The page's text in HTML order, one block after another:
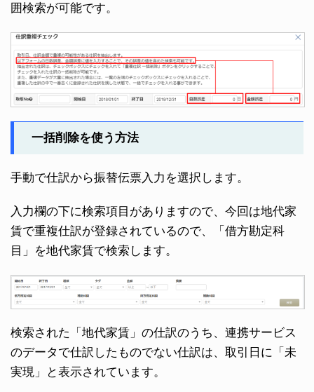
囲検索が可能です。
一括削除を使う方法
手動で仕訳から振替伝票入力を選択します。
入力欄の下に検索項目がありますので、今回は地代家
賃で重複仕訳が登録されているので、「借方勘定科
目」を地代家賃で検索します。
検索された「地代家賃」の仕訳のうち、連携サービス
のデータで仕訳したものでない仕訳は、取引日に「未
実現」と表示されています。